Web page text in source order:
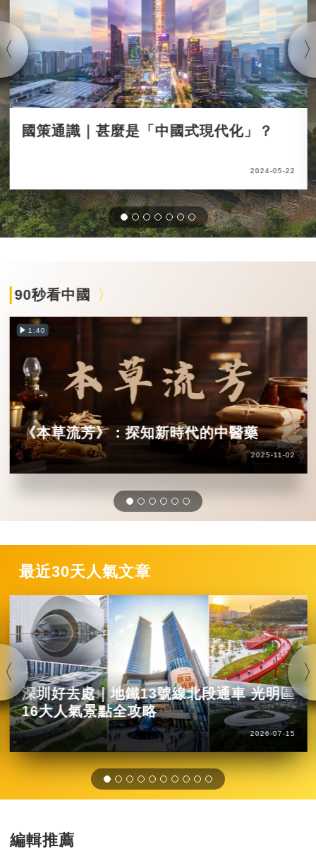
國策通識｜甚麼是「中國式現代化」？
2024-05-22
90秒看中國
1:40
《本草流芳》：探知新時代的中醫藥
2025-11-02
最近30天人氣文章
深圳好去處｜地鐵13號線北段通車 光明區
16大人氣景點全攻略
2026-07-15
編輯推薦